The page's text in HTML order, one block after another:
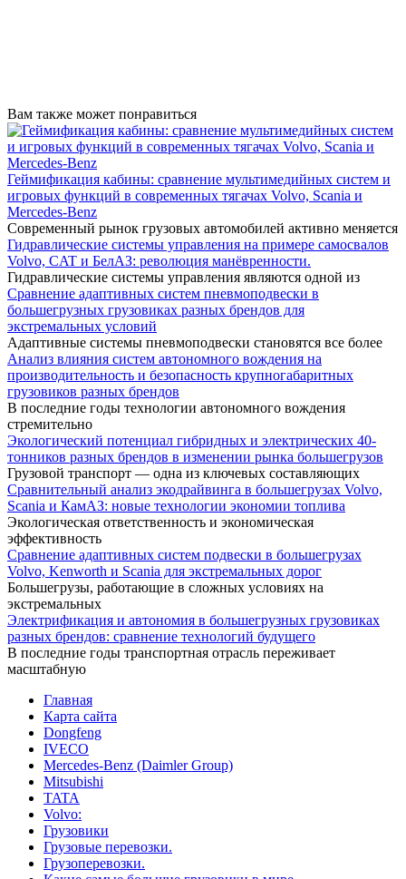
Вам также может понравиться
Геймификация кабины: сравнение мультимедийных систем и
игровых функций в современных тягачах Volvo, Scania и
Mercedes-Benz
Современный рынок грузовых автомобилей активно меняется
Гидравлические системы управления на примере самосвалов
Volvo, CAT и БелАЗ: революция манёвренности.
Гидравлические системы управления являются одной из
Сравнение адаптивных систем пневмоподвески в
большегрузных грузовиках разных брендов для
экстремальных условий
Адаптивные системы пневмоподвески становятся все более
Анализ влияния систем автономного вождения на
производительность и безопасность крупногабаритных
грузовиков разных брендов
В последние годы технологии автономного вождения
стремительно
Экологический потенциал гибридных и электрических 40-
тонников разных брендов в изменении рынка большегрузов
Грузовой транспорт — одна из ключевых составляющих
Сравнительный анализ экодрайвинга в большегрузах Volvo,
Scania и КамАЗ: новые технологии экономии топлива
Экологическая ответственность и экономическая
эффективность
Сравнение адаптивных систем подвески в большегрузах
Volvo, Kenworth и Scania для экстремальных дорог
Большегрузы, работающие в сложных условиях на
экстремальных
Электрификация и автономия в большегрузных грузовиках
разных брендов: сравнение технологий будущего
В последние годы транспортная отрасль переживает
масштабную
Главная
Карта сайта
Dongfeng
IVECO
Mercedes-Benz (Daimler Group)
Mitsubishi
TATA
Volvo:
Грузовики
Грузовые перевозки.
Грузоперевозки.